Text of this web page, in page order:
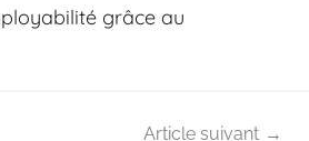
grâce au
Article suivant